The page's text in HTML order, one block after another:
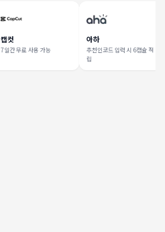
캡컷
7일간 무료 사용 가능
아하
추천인코드 입력 시 6캡슐 적
립